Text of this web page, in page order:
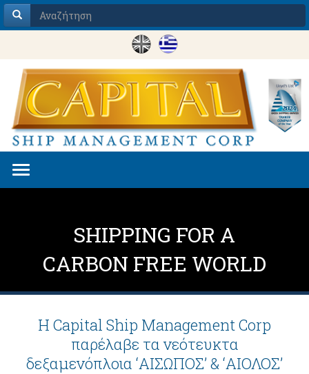
Toggle
SHIPPING FOR A
CARBON FREE WORLD
Η Capital Ship Management Corp
παρέλαβε τα νεότευκτα
δεξαμενόπλοια ‘ΑΙΣΩΠΟΣ’ & ‘ΑΙΟΛΟΣ’